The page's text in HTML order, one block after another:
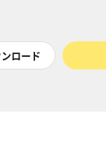
ロード